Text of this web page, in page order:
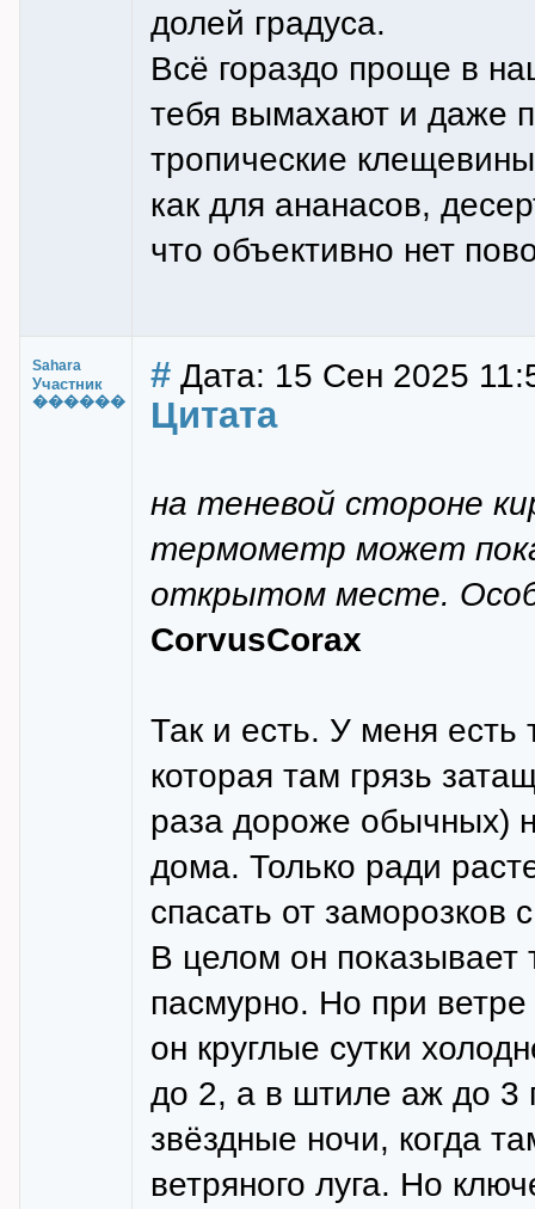
долей градуса.
Всё гораздо проще в
тебя вымахают и даже
тропические
как для ананасов,
что объективно нет
Sahara
Участник
������
# Дата: 15 Сен 2025
Цитата
на теневой стороне
термометр может
открытом месте.
CorvusCorax
Так и есть. У меня
которая там грязь
раза дороже обычных)
дома. Только ради
спасать от заморозков
В целом он показывает
пасмурно. Но при
он круглые сутки
до 2, а в штиле аж до 3
звёздные ночи, когда
ветряного луга. Но